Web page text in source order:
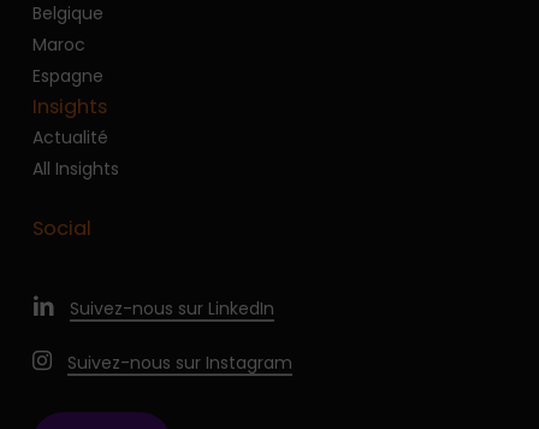
Belgique
Maroc
Espagne
Insights
Actualité
All Insights
Social
Suivez-nous sur LinkedIn
Suivez-nous sur Instagram